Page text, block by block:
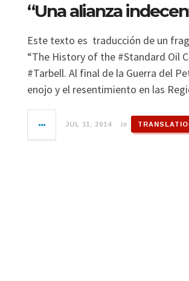
“Una alianza
Este texto es traducción de un
“The History of the #Standard Oil
#Tarbell. Al final de la Guerra del
enojo y el resentimiento en las
JUL 11, 2014 in